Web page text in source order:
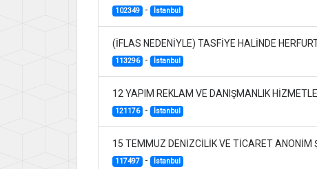
102349 - İstanbul
(İFLAS NEDENİYLE) TASFİYE HALİNDE
113296 - İstanbul
12 YAPIM REKLAM VE DANIŞMANLIK
121176 - İstanbul
15 TEMMUZ DENİZCİLİK VE TİCARET ANONİM
117497 - İstanbul